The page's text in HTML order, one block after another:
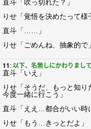
直斗「吹っ切れた？」
りせ「覚悟を決めたって様
直斗「……」
りせ「ごめんね、抽象的で」
11: 以下、名無しにかわりまし
直斗「いえ」
りせ「そうだ、もっと知り
今度一緒に行こう」
直斗「ええ…都合がいい時
りせ「もう…きっとだよ」